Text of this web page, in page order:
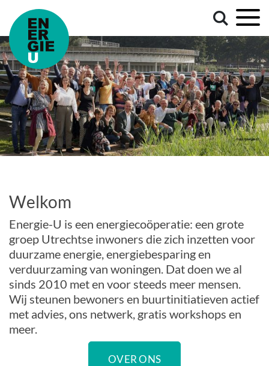
Welkom
Energie-U is een energiecoöperatie: een grote
groep Utrechtse inwoners die zich inzetten voor
duurzame energie, energiebesparing en
verduurzaming van woningen. Dat doen we al
sinds 2010 met en voor steeds meer mensen.
Wij steunen bewoners en buurtinitiatieven actief
met advies, ons netwerk, gratis workshops en
meer.
OVER ONS